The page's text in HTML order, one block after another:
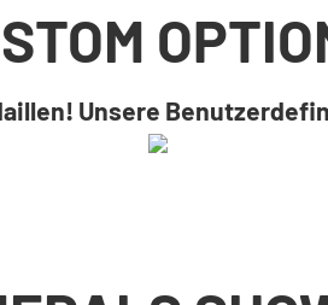
Unsere